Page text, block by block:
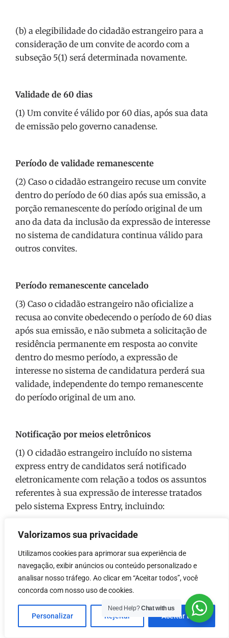
Valorizamos sua privacidade
Utilizamos cookies para aprimorar sua experiência de
navegação, exibir anúncios ou conteúdo personalizado e
analisar nosso tráfego. Ao clicar em “Aceitar todos”, você
concorda com nosso uso de cookies.
Personalizar Rejeitar Aceitar tudo
(b) a elegibilidade do cidadão estrangeiro para a
consideração de um convite de acordo com a
subseção 5(1) será determinada novamente.
Validade de 60 dias
(1) Um convite é válido por 60 dias, após sua data
de emissão pelo governo canadense.
Período de validade remanescente
(2) Caso o cidadão estrangeiro recuse um convite
dentro do período de 60 dias após sua emissão, a
porção remanescente do período original de um
ano da data da inclusão da expressão de interesse
no sistema de candidatura continua válido para
outros convites.
Período remanescente cancelado
(3) Caso o cidadão estrangeiro não oficialize a
recusa ao convite obedecendo o período de 60 dias
após sua emissão, e não submeta a solicitação de
residência permanente em resposta ao convite
dentro do mesmo período, a expressão de
interesse no sistema de candidatura perderá sua
validade, independente do tempo remanescente
do período original de um ano.
Notificação por meios eletrônicos
(1) O cidadão estrangeiro incluído no sistema
express entry de candidatos será notificado
eletronicamente com relação a todos os assuntos
referentes à sua expressão de interesse tratados
pelo sistema Express Entry, incluindo:
(a) se o candidato atingiu os requerimentos
básicos;
(b) sua classificação no ranking do sistema em
relação aos demais cidadãos estrangeiros
Express Entry; e
Need Help?Chat with us